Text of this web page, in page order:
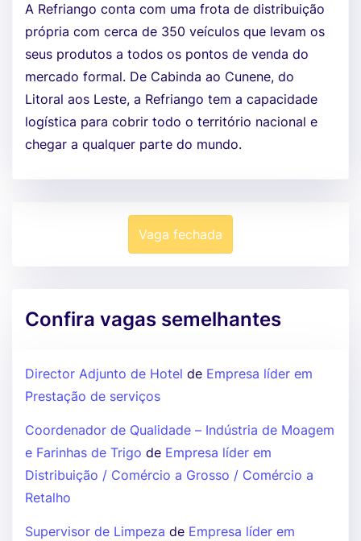
A Refriango conta com uma frota de distribuição
própria com cerca de 350 veículos que levam os
seus produtos a todos os pontos de venda do
mercado formal. De Cabinda ao Cunene, do
Litoral aos Leste, a Refriango tem a capacidade
logística para cobrir todo o território nacional e
chegar a qualquer parte do mundo.
Vaga fechada
Confira vagas semelhantes
Director Adjunto de Hotel de Empresa líder em
Prestação de serviços
Coordenador de Qualidade – Indústria de Moagem
e Farinhas de Trigo de Empresa líder em
Distribuição / Comércio a Grosso / Comércio a
Retalho
Supervisor de Limpeza de Empresa líder em